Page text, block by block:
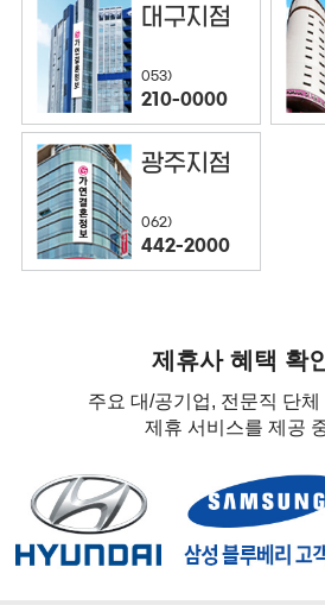
대구지점
053)
210-0000
광주지점
062)
442-2000
제휴사 혜택 확
주요 대/공기업, 전문직 단체
제휴 서비스를 제공